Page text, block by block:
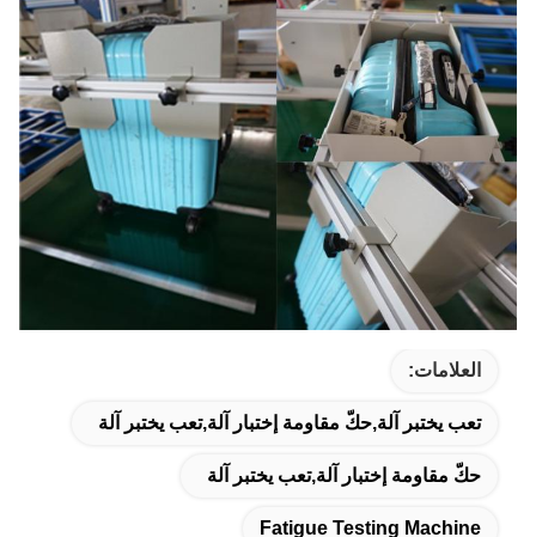
العلامات:
تعب يختبر آلة,حكّ مقاومة إختبار آلة,تعب يختبر آلة
حكّ مقاومة إختبار آلة,تعب يختبر آلة
Fatigue Testing Machine